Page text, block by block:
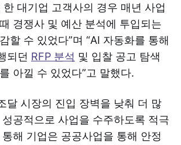
한 대기업 고객사의 경우 매년 사업
경쟁사 및 예산 분석에 투입되는
할 수 있었다”며 “AI 자동화를 통해
되던 RFP 분석 및 입찰 공고 탐색
아낄 수 있었다”고 말했다.
달 시장의 진입 장벽을 낮춰 더 많
공적으로 사업을 수주하도록 적극
해 기업은 공공사업을 통해 안정